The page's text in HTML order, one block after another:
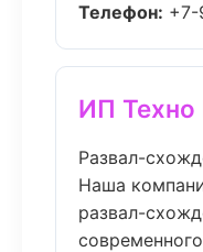
Телефон: +7-
ИП Техно
Развал-
Наша
развал-